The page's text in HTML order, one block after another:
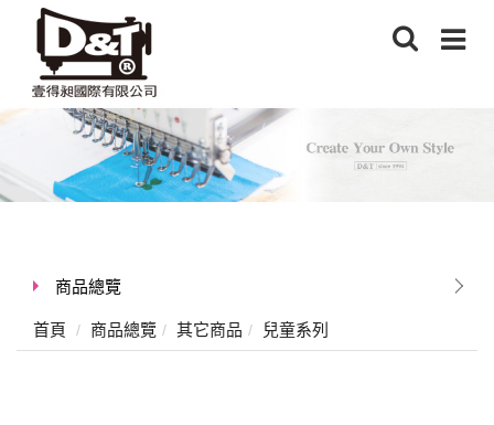
商品總覽
首頁 商品總覽 其它商品 兒童系列